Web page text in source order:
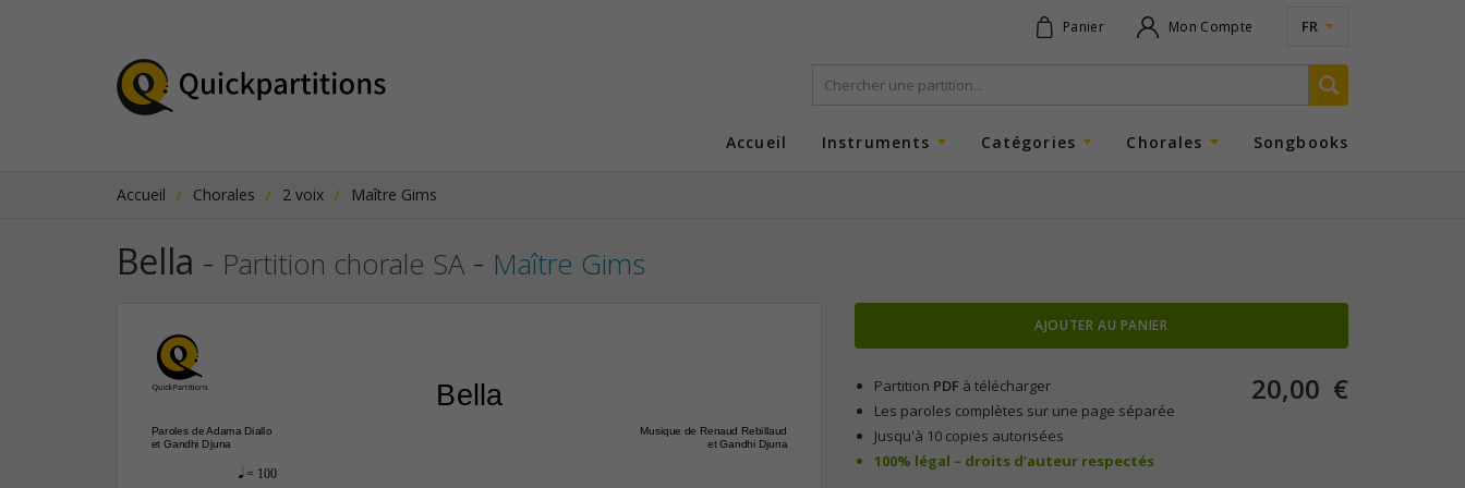
Panier Mon Compte FR
Accueil Instruments Catégories Chorales Songbooks
Accueil Chorales 2 voix Maître Gims
Bella - Partition chorale SA - Maître Gims
Paroles de Adama Diallo
et Gandhi Djuna
Bella
Musique de Renaud Rebillaud
et Gandhi Djuna
q = 100
AJOUTER AU PANIER
Partition PDF à télécharger
Les paroles complètes sur une page séparée
Jusqu'à 10 copies autorisées
100% légal – droits d’auteur respectés
20,00 €